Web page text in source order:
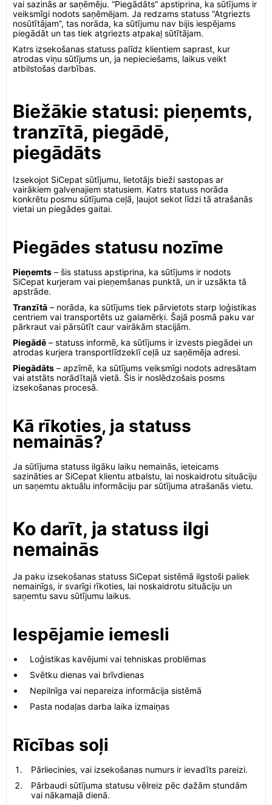
vai sazinās ar saņēmēju. “Piegādāts” apstiprina, ka sūtījums ir
veiksmīgi nodots saņēmējam. Ja redzams statuss “Atgriezts
nosūtītājam”, tas norāda, ka sūtījumu nav bijis iespējams
piegādāt un tas tiek atgriezts atpakaļ sūtītājam.
Katrs izsekošanas statuss palīdz klientiem saprast, kur
atrodas viņu sūtījums un, ja nepieciešams, laikus veikt
atbilstošas darbības.
Biežākie statusi: pieņemts,
tranzītā, piegādē,
piegādāts
Izsekojot SiCepat sūtījumu, lietotājs bieži sastopas ar
vairākiem galvenajiem statusiem. Katrs statuss norāda
konkrētu posmu sūtījuma ceļā, ļaujot sekot līdzi tā atrašanās
vietai un piegādes gaitai.
Piegādes statusu nozīme
Pieņemts – šis statuss apstiprina, ka sūtījums ir nodots
SiCepat kurjeram vai pieņemšanas punktā, un ir uzsākta tā
apstrāde.
Tranzītā – norāda, ka sūtījums tiek pārvietots starp loģistikas
centriem vai transportēts uz galamērķi. Šajā posmā paku var
pārkraut vai pārsūtīt caur vairākām stacijām.
Piegādē – statuss informē, ka sūtījums ir izvests piegādei un
atrodas kurjera transportlīdzeklī ceļā uz saņēmēja adresi.
Piegādāts – apzīmē, ka sūtījums veiksmīgi nodots adresātam
vai atstāts norādītajā vietā. Šis ir noslēdzošais posms
izsekošanas procesā.
Kā rīkoties, ja statuss
nemainās?
Ja sūtījuma statuss ilgāku laiku nemainās, ieteicams
sazināties ar SiCepat klientu atbalstu, lai noskaidrotu situāciju
un saņemtu aktuālu informāciju par sūtījuma atrašanās vietu.
Ko darīt, ja statuss ilgi
nemainās
Ja paku izsekošanas statuss SiCepat sistēmā ilgstoši paliek
nemainīgs, ir svarīgi rīkoties, lai noskaidrotu situāciju un
saņemtu savu sūtījumu laikus.
Iespējamie iemesli
Loģistikas kavējumi vai tehniskas problēmas
Svētku dienas vai brīvdienas
Nepilnīga vai nepareiza informācija sistēmā
Pasta nodaļas darba laika izmaiņas
Rīcības soļi
Pārliecinies, vai izsekošanas numurs ir ievadīts pareizi.
Pārbaudi sūtījuma statusu vēlreiz pēc dažām stundām
vai nākamajā dienā.